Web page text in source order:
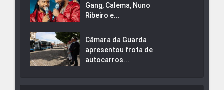
Gang, Calema, Nuno
Ribeiro e...
Câmara da Guarda
apresentou frota de
autocarros...